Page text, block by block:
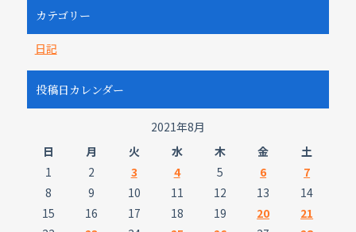
カテゴリー
日記
投稿日カレンダー
2021年8月
日
月 火 水 木 金
土
1
2 3 4 5 6
7
8
9 10 11 12 13
14
15
16 17 18 19 20
21